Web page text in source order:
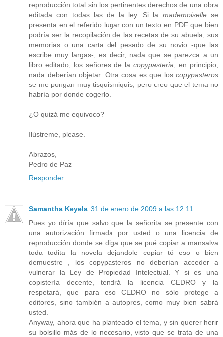
reproducción total sin los pertinentes derechos de una obra
editada con todas las de la ley. Si la mademoisellese
presenta en el referido lugar con un texto en PDF que bien
podría ser la recopilación de las recetas de su abuela, sus
memorias o una carta del pesado de su novio -que las
escribe muy largas-, es decir, nada que se parezca a un
libro editado, los señores de la copypasteria , en principio,
nada deberían objetar. Otra cosa es que los copypasteros
se me pongan muy tisquismiquis, pero creo que el tema no
habría por donde cogerlo.
¿O quizá me equivoco?
Ilústreme, please.
Abrazos,
Pedro de Paz
Responder
Samantha Keyela 31 de enero de 2009 a las 12:11
Pues yo díría que salvo que la señorita se presente con
una autorización firmada por usted o una licencia de
reproducción donde se diga que se pué copiar a mansalva
toda todita la novela dejandole copiar tó eso o bien
demuestre , los copypasteros no deberían acceder a
vulnerar la Ley de Propiedad Intelectual. Y si es una
copistería decente, tendrá la licencia CEDRO y la
respetará, que para eso CEDRO no sólo protege a
editores, sino también a autopres, como muy bien sabrá
usted.
Anyway, ahora que ha planteado el tema, y sin querer herir
su bolsillo más de lo necesario, visto que se trata de una